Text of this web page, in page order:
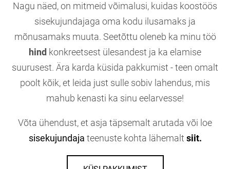
Nagu näed, on mitmeid võimalusi, kuidas koostöös
sisekujundajaga oma kodu ilusamaks ja
mõnusamaks muuta. Seetõttu oleneb ka minu töö
hind konkreetsest ülesandest ja ka elamise
suurusest. Ära karda küsida pakkumist -teen omalt
poolt kõik, et leida just sulle sobiv lahendus, mis
mahub kenasti ka sinu eelarvesse!
Võta ühendust, et asja täpsemalt arutada või loe
sisekujundaja teenuste kohta lähemalt siit.